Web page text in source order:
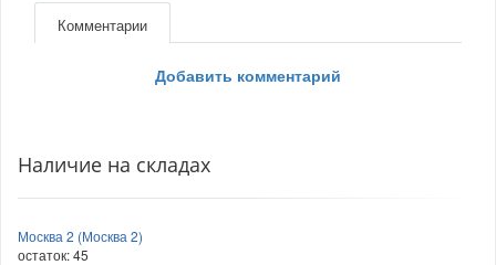
Комментарии
Добавить комментарий
Наличие на складах
Москва 2 (Москва 2)
остаток:45